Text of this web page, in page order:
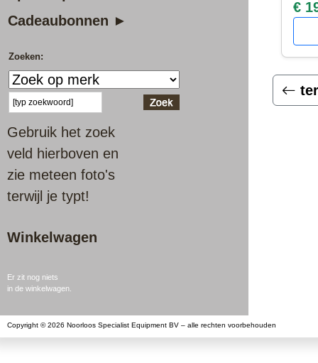
Cadeaubonnen ►
Zoeken:
Gebruik het zoek
veld hierboven en
zie meteen foto's
terwijl je typt!
Winkelwagen
Er zit nog niets
in de winkelwagen.
€
Copyright © 2026 Noorloos Specialist Equipment BV – alle rechten voorbehouden